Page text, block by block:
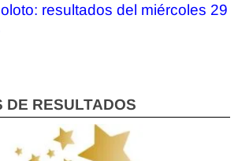
resultados del miércoles 29
DE RESULTADOS